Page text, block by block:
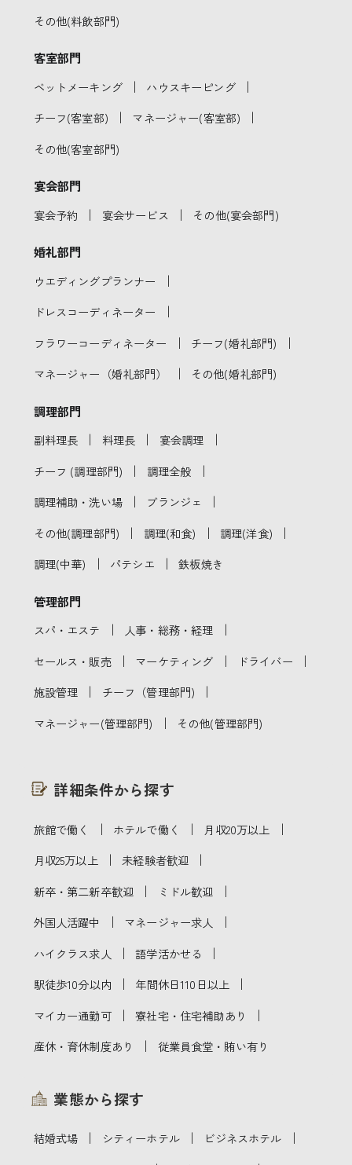
その他(料飲部門)
客室部門
ベットメーキング ｜ ハウスキーピング ｜
チーフ(客室部) ｜ マネージャー(客室部) ｜
その他(客室部門)
宴会部門
宴会予約 ｜ 宴会サービス ｜ その他(宴会部門)
婚礼部門
ウエディングプランナー ｜
ドレスコーディネーター ｜
フラワーコーディネーター ｜ チーフ(婚礼部門) ｜
マネージャー（婚礼部門） ｜ その他(婚礼部門)
調理部門
副料理長 ｜ 料理長 ｜ 宴会調理 ｜
チーフ (調理部門) ｜ 調理全般 ｜
調理補助・洗い場 ｜ ブランジェ ｜
その他(調理部門) ｜ 調理(和食) ｜ 調理(洋食) ｜
調理(中華) ｜ パテシエ ｜ 鉄板焼き
管理部門
スパ・エステ ｜ 人事・総務・経理 ｜
セールス・販売 ｜ マーケティング ｜ ドライバー ｜
施設管理 ｜ チーフ（管理部門) ｜
マネージャー(管理部門) ｜ その他(管理部門)
詳細条件から探す
旅館で働く ｜ ホテルで働く ｜ 月収20万以上 ｜
月収25万以上 ｜ 未経験者歓迎 ｜
新卒・第二新卒歓迎 ｜ ミドル歓迎 ｜
外国人活躍中 ｜ マネージャー求人 ｜
ハイクラス求人 ｜ 語学活かせる ｜
駅徒歩10分以内 ｜ 年間休日110日以上 ｜
マイカー通勤可 ｜ 寮社宅・住宅補助あり ｜
産休・育休制度あり ｜ 従業員食堂・賄い有り
業態から探す
結婚式場 ｜ シティーホテル ｜ ビジネスホテル ｜